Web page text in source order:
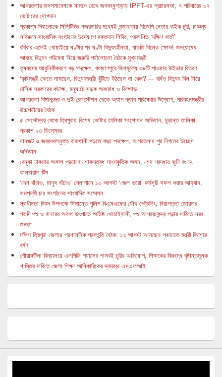
আগরতলার জনসমাবেশকে সামনে রেখে জগবন্ধুপাড়ায় IPFT-এর প্রচারসভা, ৭ পরিবারের ১৭
ভোটারের যোগদান
প্রকাশ্য দিবালোকে সিসিটিভির নজরদারির মধ্যেই গন্ডাছড়ায় বিজেপি নেতার বাইক চুরি, চাঞ্চল্য
সাব্রুমে সাংবাদিক সংগঠনের উদ্যোগে রক্তদান শিবির, প্রকাশিত ‘দক্ষিণ বার্তা’
রবিবার এলেই খোয়াইয়ে ঘণ্টার পর ঘণ্টা বিদ্যুৎহীনতা, বাড়তি বিলেও ক্ষোভ! জনরোষের
আবহে বিদ্যুৎ পরিষেবা নিয়ে জরুরি পর্যালোচনা বৈঠকে মুখ্যমন্ত্রী
কৃষকদের আধুনিকীকরণে বড় পদক্ষেপ, কল্যাণপুরে বিনামূল্যে ৩৮টি পাওয়ার উইডার বিতরণ
‘কৃষিমন্ত্রী ক্ষেতে নামছেন, বিদ্যুৎমন্ত্রী খুঁটিতে উঠছেন না কেন?’— বর্ধিত বিদ্যুৎ বিল নিয়ে
মানিক সরকারের কটাক্ষ, মনুঘাটে সড়ক অবরোধ ও বিক্ষোভ
আগরতলা বিমানবন্দর ও দুই রেলস্টেশন থেকে অ্যাপ-ক্যাব পরিষেবার উদ্যোগ, পরিবহনমন্ত্রীর
উচ্চপর্যায়ের বৈঠক
৫ সেপ্টেম্বর থেকে ত্রিপুরায় বিশেষ ভোটার তালিকা সংশোধন অভিযান, চূড়ান্ত তালিকা
প্রকাশ ২৩ ডিসেম্বর
যানজট ও জবরদখলমুক্ত রাজধানী গড়তে কড়া পদক্ষেপ, আগরতলায় পুর নিগমের উচ্ছেদ
অভিযান
রেনুকা চাকমার অকাল প্রয়াণে শোকস্তব্ধ সাংস্কৃতিক অঙ্গন, শেষ শ্রদ্ধায় জুনি রং ঢং
কালচারাল টিম
‘দেশ বাঁচাও, মানুষ বাঁচাও’ স্লোগানে ১০ আগস্ট ‘জেল ভরো’ কর্মসূচি সফল করার আহ্বান,
বামপন্থী চার সংগঠনের সাংবাদিক সম্মেলন
স্বাধীনতা দিবস উপলক্ষে সিমান্তে পুলিশ-বিএসএফের যৌথ পেট্রলিং, নিরাপত্তা জোরদার
গবাদি পশু ও বানরের অবাধ উৎপাতে অতিষ্ঠ খোয়াইবাসী, পশু আশ্রয়কেন্দ্র গড়ার দাবিতে সরব
জনতা
দক্ষিণ ত্রিপুরা জেলায় প্রশাসনিক প্রস্তুতি বৈঠক: ১২ আগস্ট আসছেন পঞ্চায়েত মন্ত্রী কিশোর
বর্মণ
গৌরাঙ্গটিলা বিদ্যালয়ে এলপিজি গ্যাসের পাসবই চুরির অভিযোগ, শিক্ষকের বিরুদ্ধে দৃষ্টান্তমূলক
শাস্তির দাবিতে জেলা শিক্ষা আধিকারিকের দ্বারস্থ এসএফআই